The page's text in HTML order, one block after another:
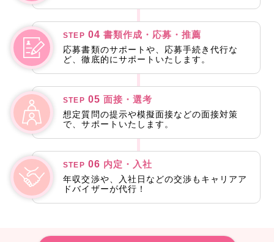
STEP 04 書類作成・応募・推薦
応募書類のサポートや、応募手続き代行な
ど、徹底的にサポートいたします。
STEP 05 面接・選考
想定質問の提示や模擬面接などの面接対策
で、サポートいたします。
STEP 06 内定・入社
年収交渉や、入社日などの交渉もキャリアア
ドバイザーが代行！